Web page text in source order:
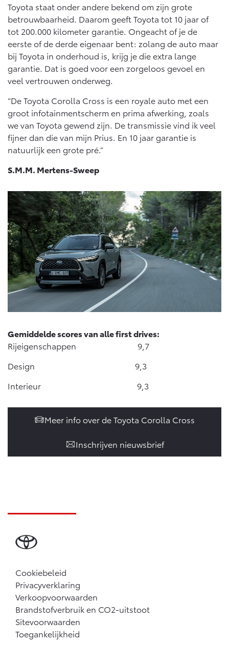
Toyota staat onder andere bekend om zijn grote
betrouwbaarheid. Daarom geeft Toyota tot 10 jaar of
tot 200.000 kilometer garantie. Ongeacht of je de
eerste of de derde eigenaar bent: zolang de auto maar
bij Toyota in onderhoud is, krijg je die extra lange
garantie. Dat is goed voor een zorgeloos gevoel en
veel vertrouwen onderweg.
“De Toyota Corolla Cross is een royale auto met een
groot infotainmentscherm en prima afwerking, zoals
we van Toyota gewend zijn. De transmissie vind ik veel
fijner dan die van mijn Prius. En 10 jaar garantie is
natuurlijk een grote pré.”
S.M.M. Mertens-Sweep
Gemiddelde scores van alle first drives:
Rijeigenschappen 9,7
Design 9,3
Interieur 9,3
Meer info over de Toyota Corolla Cross
Inschrijven nieuwsbrief
Cookiebeleid
Privacyverklaring
Verkoopvoorwaarden
Brandstofverbruik en CO2-uitstoot
Sitevoorwaarden
Toegankelijkheid